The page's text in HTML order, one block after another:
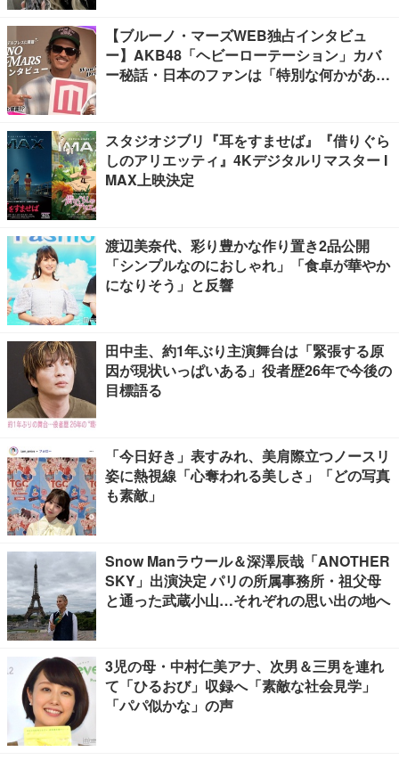
【ブルーノ・マーズWEB独占インタビュ
ー】AKB48「ヘビーローテーション」カバ
ー秘話・日本のファンは「特別な何かがあ
スタジオジブリ『耳をすませば』『借りぐら
しのアリエッティ』4Kデジタルリマスター I
MAX上映決定
渡辺美奈代、彩り豊かな作り置き2品公開
「シンプルなのにおしゃれ」「食卓が華やか
になりそう」と反響
田中圭、約1年ぶり主演舞台は「緊張する原
因が現状いっぱいある」役者歴26年で今後の
目標語る
「今日好き」表すみれ、美肩際立つノースリ
姿に熱視線「心奪われる美しさ」「どの写真
も素敵」
Snow Manラウール＆深澤辰哉「ANOTHER
SKY」出演決定 パリの所属事務所・祖父母
と通った武蔵小山…それぞれの思い出の地へ
3児の母・中村仁美アナ、次男＆三男を連れ
て「ひるおび」収録へ「素敵な社会見学」
「パパ似かな」の声